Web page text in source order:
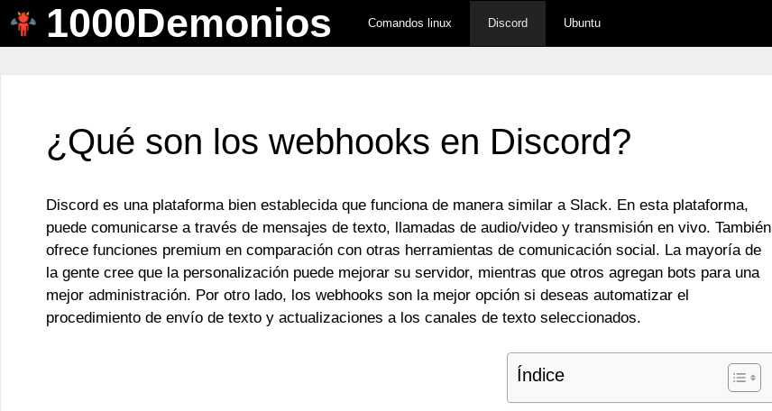
Saltar
1000Demonios Comandos linux Discord Ubuntu
¿Qué son los webhooks en Discord?
Discord es una plataforma bien establecida que funciona de manera similar a Slack. En esta plataforma,
puede comunicarse a través de mensajes de texto, llamadas de audio/video y transmisión en vivo. También
ofrece funciones premium en comparación con otras herramientas de comunicación social. La mayoría de
la gente cree que la personalización puede mejorar su servidor, mientras que otros agregan bots para una
mejor administración. Por otro lado, los webhooks son la mejor opción si deseas automatizar el
procedimiento de envío de texto y actualizaciones a los canales de texto seleccionados.
Índice